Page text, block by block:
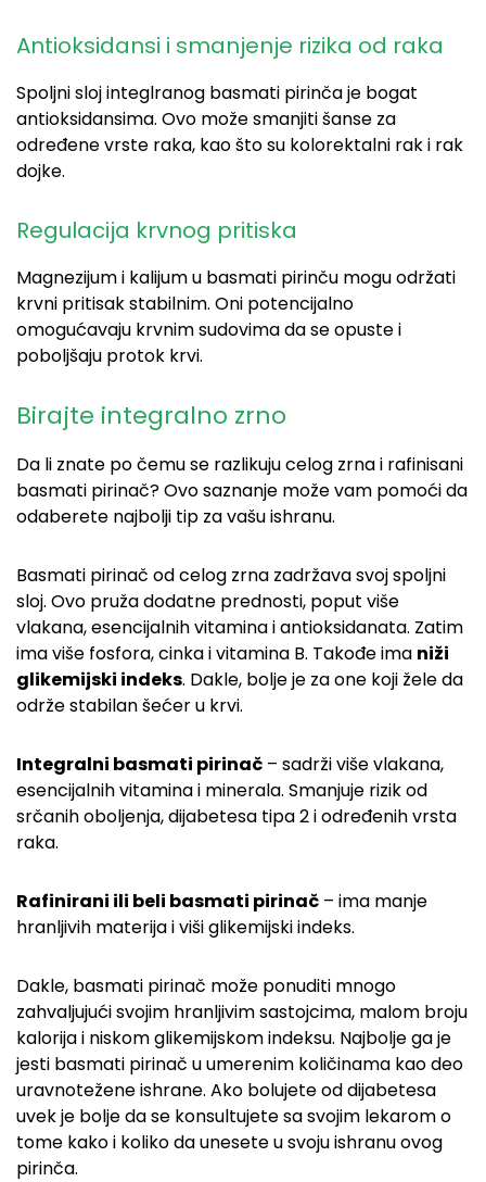
Antioksidansi i smanjenje rizika od raka
Spoljni sloj integlranog basmati pirinča je bogat
antioksidansima. Ovo može smanjiti šanse za
određene vrste raka, kao što su kolorektalni rak i rak
dojke.
Regulacija krvnog pritiska
Magnezijum i kalijum u basmati pirinču mogu održati
krvni pritisak stabilnim. Oni potencijalno
omogućavaju krvnim sudovima da se opuste i
poboljšaju protok krvi.
Birajte integralno zrno
Da li znate po čemu se razlikuju celog zrna i rafinisani
basmati pirinač? Ovo saznanje može vam pomoći da
odaberete najbolji tip za vašu ishranu.
Basmati pirinač od celog zrna zadržava svoj spoljni
sloj. Ovo pruža dodatne prednosti, poput više
vlakana, esencijalnih vitamina i antioksidanata. Zatim
ima više fosfora, cinka i vitamina B. Takođe ima niži
glikemijski indeks. Dakle, bolje je za one koji žele da
održe stabilan šećer u krvi.
Integralni basmati pirinač – sadrži više vlakana,
esencijalnih vitamina i minerala. Smanjuje rizik od
srčanih oboljenja, dijabetesa tipa 2 i određenih vrsta
raka.
Rafinirani ili beli basmati pirinač – ima manje
hranljivih materija i viši glikemijski indeks.
Dakle, basmati pirinač može ponuditi mnogo
zahvaljujući svojim hranljivim sastojcima, malom broju
kalorija i niskom glikemijskom indeksu. Najbolje ga je
jesti basmati pirinač u umerenim količinama kao deo
uravnotežene ishrane. Ako bolujete od dijabetesa
uvek je bolje da se konsultujete sa svojim lekarom o
tome kako i koliko da unesete u svoju ishranu ovog
pirinča.